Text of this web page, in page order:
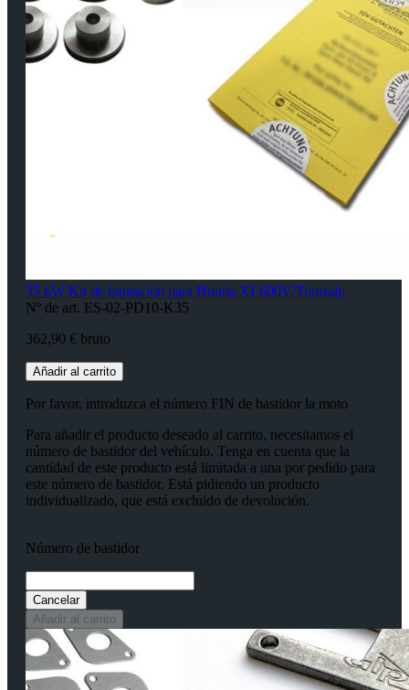
35 kW Kit de limitación para Honda XL600V/Transalp
Nº de art. ES-02-PD10-K35
362,90 € bruto
Añadir al carrito
Por favor, introduzca el número FIN de bastidor la moto
Para añadir el producto deseado al carrito, necesitamos el
número de bastidor del vehículo. Tenga en cuenta que la
cantidad de este producto está limitada a una por pedido para
este número de bastidor. Está pidiendo un producto
individualizado, que está excluido de devolución.
Número de bastidor
Cancelar
Añadir al carrito